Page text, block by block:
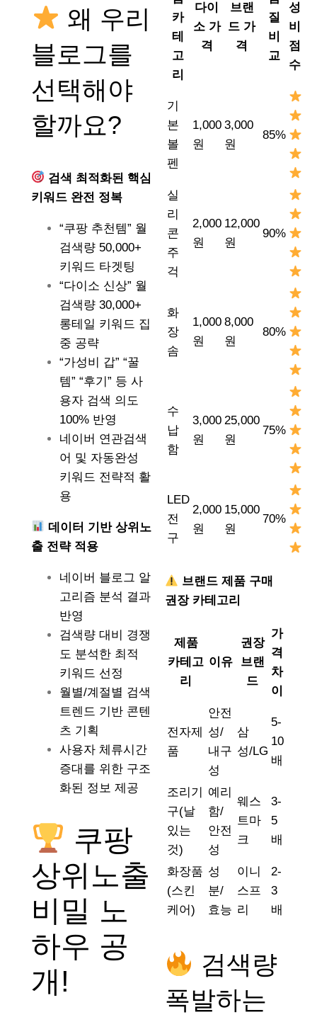
왜 우리
블로그를
선택해야
할까요?
검색 최적화된 핵심
키워드 완전 정복
“쿠팡 추천템” 월
검색량 50,000+
키워드 타겟팅
“다이소 신상” 월
검색량 30,000+
롱테일 키워드 집
중 공략
“가성비 갑” “꿀
템” “후기” 등 사
용자 검색 의도
100% 반영
네이버 연관검색
어 및 자동완성
키워드 전략적 활
용
데이터 기반 상위노
출 전략 적용
네이버 블로그 알
고리즘 분석 결과
반영
검색량 대비 경쟁
도 분석한 최적
키워드 선정
월별/계절별 검색
트렌드 기반 콘텐
츠 기획
사용자 체류시간
증대를 위한 구조
화된 정보 제공
쿠팡
상위노출
비밀 노
하우 공
개!
카
테
고
리
다이
소 가
격
브랜
드 가
격
질
비
교
성
비
점
수
기
본
볼
펜
1,000
원
3,000
원
85%
실
리
콘
주
걱
2,000
원
12,000
원
90%
화
장
솜
1,000
원
8,000
원
80%
수
납
함
3,000
원
25,000
원
75%
LED
전
구
2,000
원
15,000
원
70%
브랜드 제품 구매
권장 카테고리
제품
카테고
리
이유
권장
브랜
드
가
격
차
이
전자제
품
안전
성/
내구
성
삼
성/LG
5-
10
배
조리기
구(날
있는
것)
예리
함/
안전
성
웨스
트마
크
3-
5
배
화장품
(스킨
케어)
성
분/
효능
이니
스프
리
2-
3
배
검색량
폭발하는